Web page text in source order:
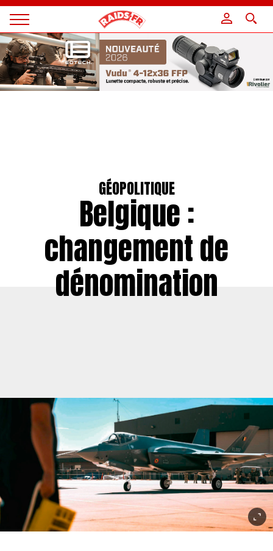
Magazine
Raids
GÉOPOLITIQUE
Belgique :
changement de
dénomination
Panneau de gestion des cookies